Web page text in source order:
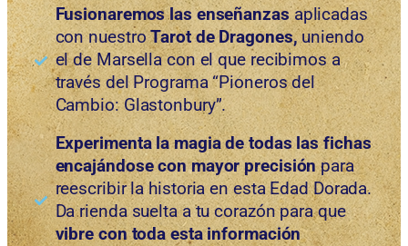
Fusionaremos las enseñanzasaplicadas
con nuestroTarot de Dragones,uniendo
el de Marsella con el que recibimos a
través del Programa “Pioneros del
Cambio: Glastonbury”.
Experimenta la magia de todas las fichas
encajándose con mayor precisiónpara
reescribir la historia en esta Edad Dorada.
Da rienda suelta a tu corazón para que
vibre con toda esta información